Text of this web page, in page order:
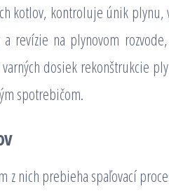
kotlov, kontroluje únik plynu,
revízie na plynovom
dosiek rekonštrukcie
spotrebičom.
z nich prebieha spaľovací